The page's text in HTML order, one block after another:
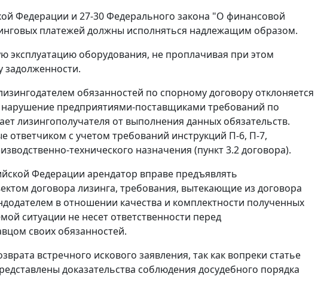
Федерации и 27-30Федерального закона "О финансовой
платежей должны исполняться надлежащим образом.
эксплуатацию оборудования, не проплачивая при этом
задолженности.
обязанностей по спорному договору отклоняется
нарушение предприятиями-поставщиками требований по
лизингополучателя от выполнения данных обязательств.
ответчиком с учетом требований инструкций П-6, П-7,
технического назначения (пункт 3.2 договора).
Федерации арендатор вправе предъявлять
договора лизинга, требования, вытекающие из договора
в отношении качества и комплектности полученных
ситуации не несет ответственности перед
своих обязанностей.
встречного искового заявления, так как вопреки статье
доказательства соблюдения досудебного порядка